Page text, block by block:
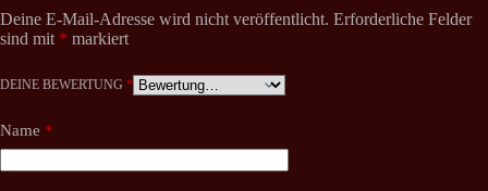
Deine E-Mail-Adresse wird nicht veröffentlicht. Erforderliche Felder
sind mit * markiert
DEINE BEWERTUNG *
Name *